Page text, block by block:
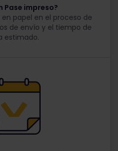
Pase impreso?
en papel en el proceso de
de envío y el tiempo de
estimado.